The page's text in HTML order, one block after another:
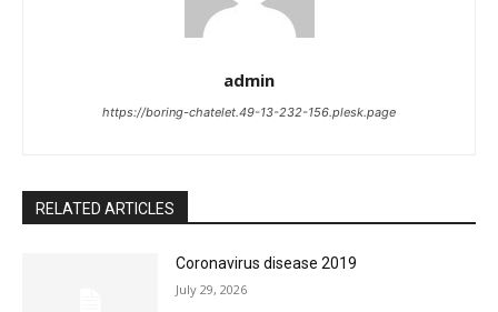
admin
https://boring-chatelet.49-13-232-156.plesk.page
RELATED ARTICLES
Coronavirus disease 2019
July 29, 2026